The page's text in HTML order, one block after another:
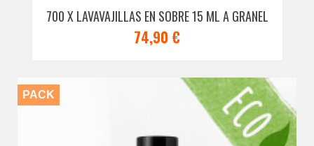
700 X LAVAVAJILLAS EN SOBRE 15 ML A GRANEL
74,90 €
PACK